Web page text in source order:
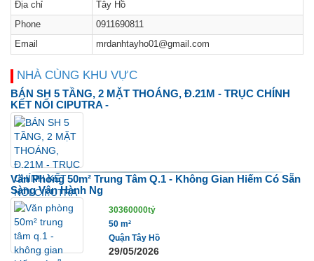
Địa chỉ
Tây Hồ
Phone
0911690811
Email
mrdanhtayho01@gmail.com
NHÀ CÙNG KHU VỰC
BÁN SH 5 TẦNG, 2 MẶT THOÁNG, Đ.21M - TRỤC CHÍNH
KẾT NỐI CIPUTRA -
Văn Phòng 50m² Trung Tâm Q.1 - Không Gian Hiếm Có Sẵn
Sàng Vận Hành Ng
30360000tỷ
50 m²
Quận Tây Hồ
29/05/2026